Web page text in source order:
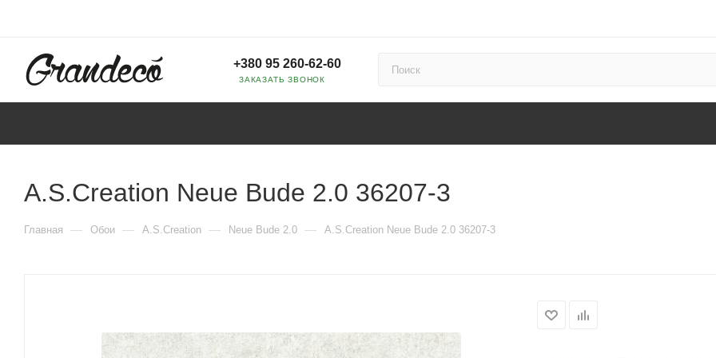
+380 95 260-62-60
ЗАКАЗАТЬ ЗВОНОК
A.S.Creation Neue Bude 2.0 36207-3
Главная — Обои — A.S.Creation — Neue Bude 2.0 — A.S.Creation Neue Bude 2.0 36207-3